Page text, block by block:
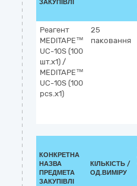
ЗАКУПІВЛІ
Реагент
MEDITAPE™
UC-10S (100
шт.х1) /
MEDITAPE™
UC-10S (100
pcs.х1)
25
паковання
КОНКРЕТНА
НАЗВА
ПРЕДМЕТА
ЗАКУПІВЛІ
КІЛЬКІСТЬ /
ОД.ВИМІРУ